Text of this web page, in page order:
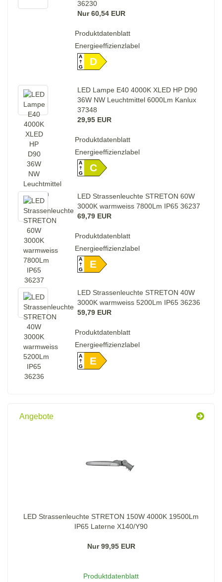
36230
Nur 60,54 EUR
Produktdatenblatt
Energieeffizienzlabel
A
GD
LED Lampe E40 4000K XLED HP D90
36W NW Leuchtmittel 6000Lm Kanlux
37348
29,95 EUR
Produktdatenblatt
Energieeffizienzlabel
A
GC
LED Strassenleuchte STRETON 60W
3000K warmweiss 7800Lm IP65 36237
69,79 EUR
Produktdatenblatt
Energieeffizienzlabel
A
GE
LED Strassenleuchte STRETON 40W
3000K warmweiss 5200Lm IP65 36236
59,79 EUR
Produktdatenblatt
Energieeffizienzlabel
A
GE
Angebote
LED Strassenleuchte STRETON 150W 4000K 19500Lm
IP65 Laterne X140/Y90
Nur 99,95 EUR
Produktdatenblatt